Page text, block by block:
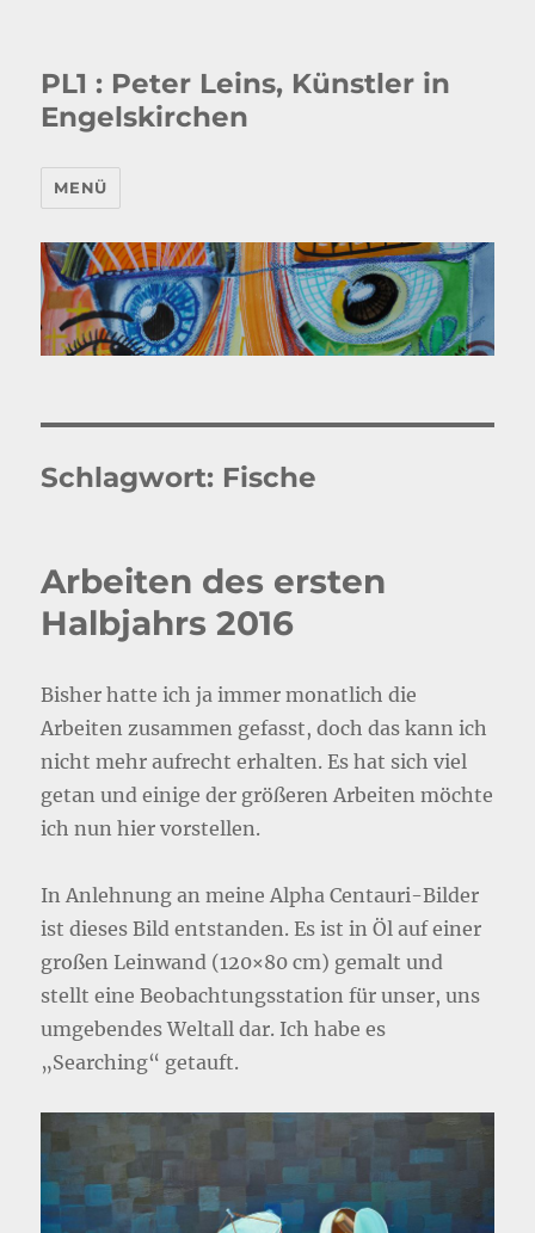
PL1 : Peter Leins, Künstler in
Engelskirchen
MENÜ
Schlagwort: Fische
Arbeiten des ersten
Halbjahrs 2016
Bisher hatte ich ja immer monatlich die
Arbeiten zusammen gefasst, doch das kann ich
nicht mehr aufrecht erhalten. Es hat sich viel
getan und einige der größeren Arbeiten möchte
ich nun hier vorstellen.
In Anlehnung an meine Alpha Centauri-Bilder
ist dieses Bild entstanden. Es ist in Öl auf einer
großen Leinwand (120×80 cm) gemalt und
stellt eine Beobachtungsstation für unser, uns
umgebendes Weltall dar. Ich habe es
„Searching“ getauft.